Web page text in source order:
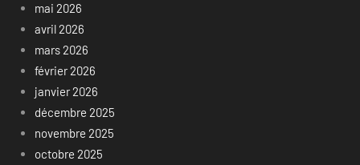
mai 2026
avril 2026
mars 2026
février 2026
janvier 2026
décembre 2025
novembre 2025
octobre 2025